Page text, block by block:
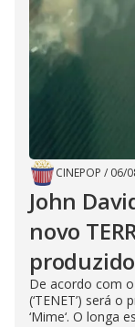
CINEPOP / 06/
John
novo
De acordo com
(‘TENET’) será
‘Mime‘. O longa